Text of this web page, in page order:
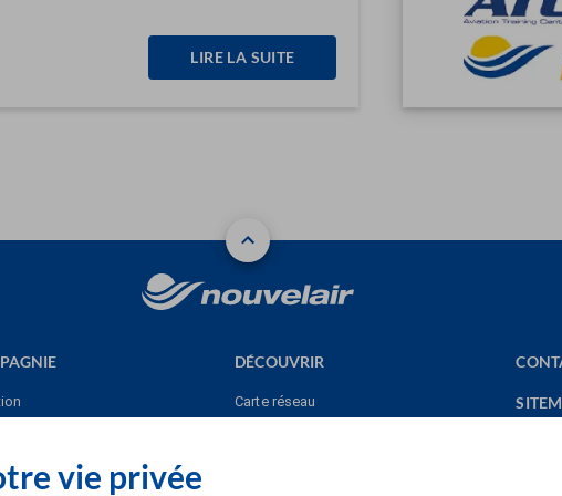
LIRE LA SUITE
DÉCOUVRIR
Carte réseau
vie privée